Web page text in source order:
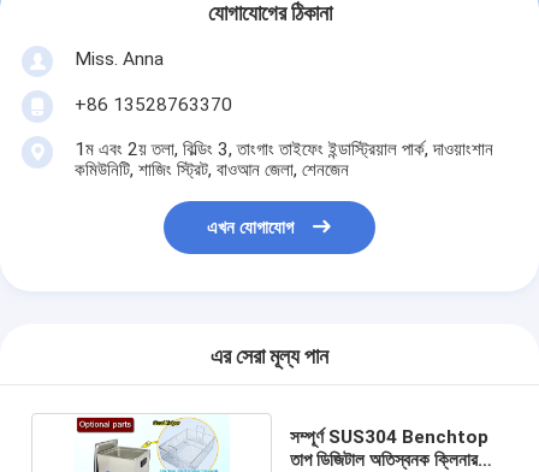
যোগাযোগের ঠিকানা
Miss. Anna
+86 13528763370
1ম এবং 2য় তলা, বিল্ডিং 3, তাংগাং তাইফেং ইন্ডাস্ট্রিয়াল পার্ক, দাওয়াংশান
কমিউনিটি, শাজিং স্ট্রিট, বাওআন জেলা, শেনজেন
এখন যোগাযোগ
এর সেরা মূল্য পান
সম্পূর্ণ SUS304 Benchtop
তাপ ডিজিটাল অতিস্বনক ক্লিনার